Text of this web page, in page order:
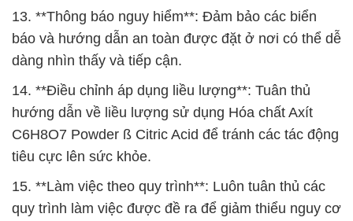
13. **Thông báo nguy hiểm**: Đảm bảo các biển
báo và hướng dẫn an toàn được đặt ở nơi có thể dễ
dàng nhìn thấy và tiếp cận.
14. **Điều chỉnh áp dụng liều lượng**: Tuân thủ
hướng dẫn về liều lượng sử dụng Hóa chất Axít
C6H8O7 Powder ß Citric Acid để tránh các tác động
tiêu cực lên sức khỏe.
15. **Làm việc theo quy trình**: Luôn tuân thủ các
quy trình làm việc được đề ra để giảm thiểu nguy cơ